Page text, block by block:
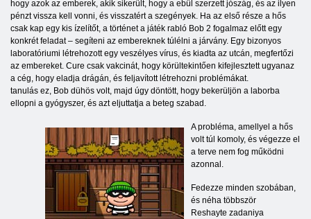
hogy azok az emberek, akik sikerült, hogy a ebül szerzett jószág, és az ilyen
pénzt vissza kell vonni, és visszatért a szegények. Ha az első része a hős
csak kap egy kis ízelítőt, a történet a játék rabló Bob 2 fogalmaz előtt egy
konkrét feladat – segíteni az embereknek túlélni a járvány. Egy bizonyos
laboratóriumi létrehozott egy veszélyes vírus, és kiadta az utcán, megfertőzi
az embereket. Cure csak vakcinát, hogy körültekintően kifejlesztett ugyanaz
a cég, hogy eladja drágán, és feljavított létrehozni problémákat.
tanulás ez, Bob dühös volt, majd úgy döntött, hogy bekerüljön a laborba
ellopni a gyógyszer, és azt eljuttatja a beteg szabad.
A probléma, amellyel a hős
volt túl komoly, és végezze el
a terve nem fog működni
azonnal.
Fedezze minden szobában,
és néha többször
Reshayte zadaniya